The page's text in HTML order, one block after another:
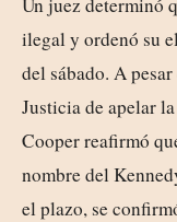
ilegal y ordenó su
del sábado. A
Justicia de apelar
Cooper reafirmó
nombre del
el plazo, se